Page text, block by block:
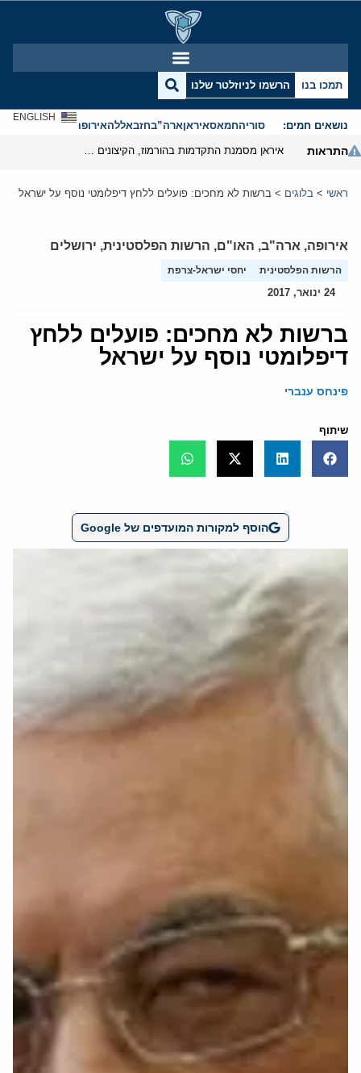
תמכו בנו הרשמו לניוזלטר שלנו
נושאים חמים: סוריהחמאסאיראןארה”בחזבאללהאירופהאנטישמיות
ENGLISH
התראות
ראשי > בלוגים > ברשות לא מחכים: פועלים ללחץ דיפלומטי נוסף על ישראל
אירופה, ארה"ב, האו"ם, הרשות הפלסטינית, ירושלים
הרשות הפלסטינית יחסי ישראל-צרפת
24 ינואר, 2017
ברשות לא מחכים: פועלים ללחץ
דיפלומטי נוסף על ישראל
פינחס ענברי
שיתוף
הוסף למקורות המועדפים של Google